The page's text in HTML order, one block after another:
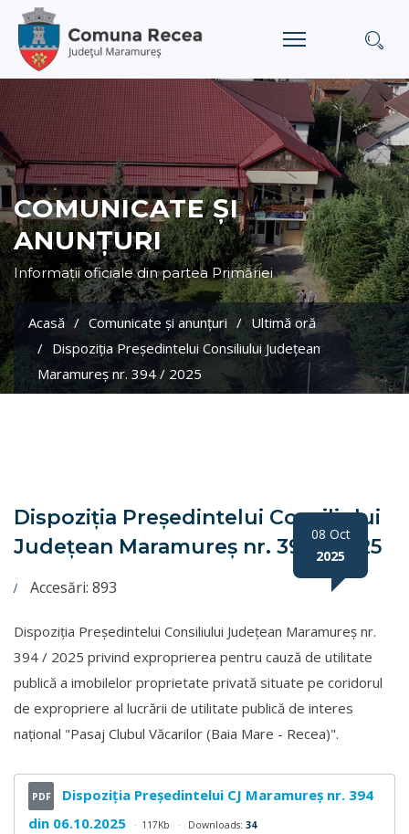
COMUNICATE ȘI
ANUNȚURI
Informații oficiale din partea Primăriei
Acasă Comunicate și anunțuri
Ultimă oră
Dispoziția Președintelui Consiliului Județean
Maramureș nr. 394 / 2025
Dispoziția Președintelui Consiliului
Județean Maramureș nr. 394 / 2025
08 Oct
2025
Accesări: 893
Dispoziția Președintelui Consiliului Județean Maramureș nr.
394 / 2025 privind exproprierea pentru cauză de utilitate
publică a imobilelor proprietate privată situate pe coridorul
de expropriere al lucrării de utilitate publică de interes
național "Pasaj Clubul Văcarilor (Baia Mare - Recea)".
PDF
Dispoziția Președintelui CJ Maramureș nr. 394
din 06.10.2025
117Kb Downloads: 34